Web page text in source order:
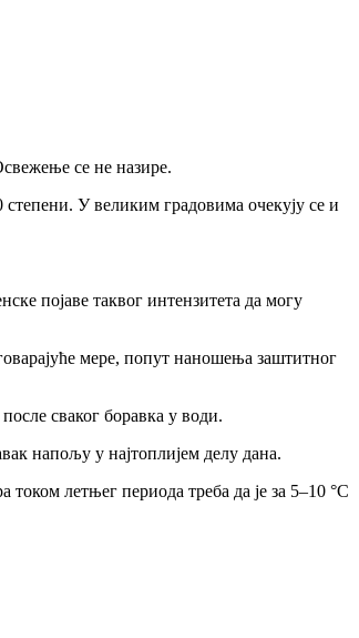
се не назире.
У великим градовима очекују се и
појаве таквог интензитета да могу
мере, попут наношења заштитног
сваког боравка у води.
напољу у најтоплијем делу дана.
летњег периода треба да је за 5–10 °C